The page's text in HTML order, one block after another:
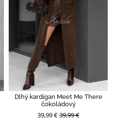
Dlhý kardigan Meet Me There
čokoládový
39,99 €39,99 €